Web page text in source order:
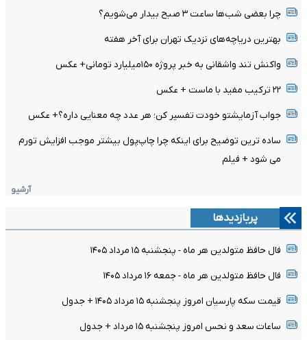
چرا بعضی شب‌ها ساعت ۳ صبح بیدار می‌شویم؟
بهترین دریاچه‌های نزدیک تهران برای آخر هفته
واکنش تند واشقانی به خبر پروژه ۱۵۰میلیارد تومانی+ عکس
۲۲ ترکیب مفید با ماست + عکس
جواب آزمایشتو خودت تفسیر کن؛ هر عدد چه معنایی داره؟+ عکس
ساده ترین توضیح برای اینکه چرا چاپ‌پول بیشتر موجب افزایش تورم
می شود + فیلم
آرشیو
پربازدیدها
فال حافظ متولدین هر ماه - پنجشنبه ۱۵ مرداد ۱۴۰۵
فال حافظ متولدین هر ماه - جمعه ۱۶ مرداد ۱۴۰۵
قیمت سکه پارسیان امروز پنجشنبه ۱۵ مرداد ۱۴۰۵ + جدول
ساعات سعد و نحس امروز پنجشنبه ۱۵ مرداد + جدول